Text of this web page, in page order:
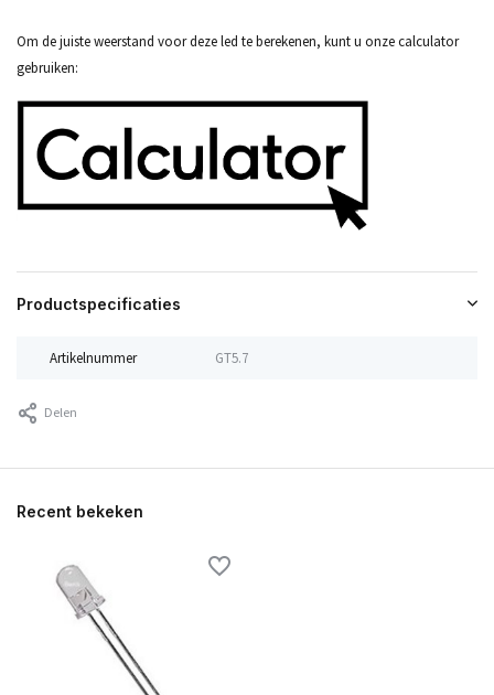
Om de juiste weerstand voor deze led te berekenen, kunt u onze calculator
gebruiken:
Productspecificaties
Artikelnummer GT5.7
Delen
Recent bekeken